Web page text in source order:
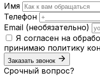
Имя
Телефон
Email (необязательно)
Я согласен на
принимаю политику
Заказать звонок
Срочный вопрос?